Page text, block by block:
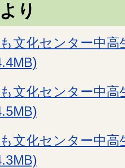
り
文化センター中
文化センター中
文化センター中